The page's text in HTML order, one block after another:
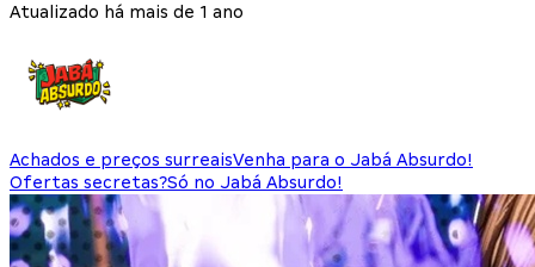
Atualizado há mais de 1 ano
Achados e preços surreaisVenha para o Jabá Absurdo!
Ofertas secretas?Só no Jabá Absurdo!